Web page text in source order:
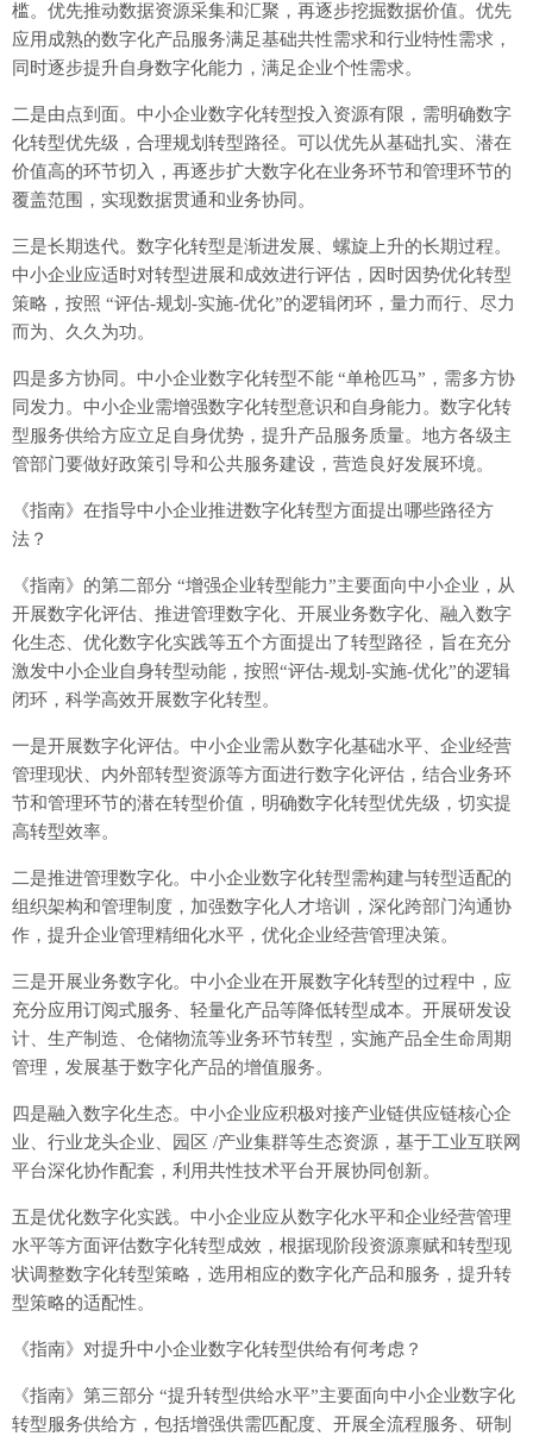
槛。优先推动数据资源采集和汇聚，再逐步挖掘数据价值。优先
应用成熟的数字化产品服务满足基础共性需求和行业特性需求，
同时逐步提升自身数字化能力，满足企业个性需求。
二是由点到面。中小企业数字化转型投入资源有限，需明确数字
化转型优先级，合理规划转型路径。可以优先从基础扎实、潜在
价值高的环节切入，再逐步扩大数字化在业务环节和管理环节的
覆盖范围，实现数据贯通和业务协同。
三是长期迭代。数字化转型是渐进发展、螺旋上升的长期过程。
中小企业应适时对转型进展和成效进行评估，因时因势优化转型
策略，按照 “评估-规划-实施-优化”的逻辑闭环，量力而行、尽力
而为、久久为功。
四是多方协同。中小企业数字化转型不能 “单枪匹马”，需多方协
同发力。中小企业需增强数字化转型意识和自身能力。数字化转
型服务供给方应立足自身优势，提升产品服务质量。地方各级主
管部门要做好政策引导和公共服务建设，营造良好发展环境。
《指南》在指导中小企业推进数字化转型方面提出哪些路径方
法？
《指南》的第二部分 “增强企业转型能力”主要面向中小企业，从
开展数字化评估、推进管理数字化、开展业务数字化、融入数字
化生态、优化数字化实践等五个方面提出了转型路径，旨在充分
激发中小企业自身转型动能，按照“评估-规划-实施-优化”的逻辑
闭环，科学高效开展数字化转型。
一是开展数字化评估。中小企业需从数字化基础水平、企业经营
管理现状、内外部转型资源等方面进行数字化评估，结合业务环
节和管理环节的潜在转型价值，明确数字化转型优先级，切实提
高转型效率。
二是推进管理数字化。中小企业数字化转型需构建与转型适配的
组织架构和管理制度，加强数字化人才培训，深化跨部门沟通协
作，提升企业管理精细化水平，优化企业经营管理决策。
三是开展业务数字化。中小企业在开展数字化转型的过程中，应
充分应用订阅式服务、轻量化产品等降低转型成本。开展研发设
计、生产制造、仓储物流等业务环节转型，实施产品全生命周期
管理，发展基于数字化产品的增值服务。
四是融入数字化生态。中小企业应积极对接产业链供应链核心企
业、行业龙头企业、园区 /产业集群等生态资源，基于工业互联网
平台深化协作配套，利用共性技术平台开展协同创新。
五是优化数字化实践。中小企业应从数字化水平和企业经营管理
水平等方面评估数字化转型成效，根据现阶段资源禀赋和转型现
状调整数字化转型策略，选用相应的数字化产品和服务，提升转
型策略的适配性。
《指南》对提升中小企业数字化转型供给有何考虑？
《指南》第三部分 “提升转型供给水平”主要面向中小企业数字化
转型服务供给方，包括增强供需匹配度、开展全流程服务、研制